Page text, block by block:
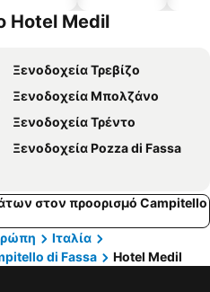
Hotel Medil
Ξενοδοχεία Τρεβίζο
Ξενοδοχεία Μπολζάνο
Ξενοδοχεία Τρέντο
Ξενοδοχεία Pozza di Fassa
στον προορισμό Campitello
Ιταλία
di Fassa Hotel Medil